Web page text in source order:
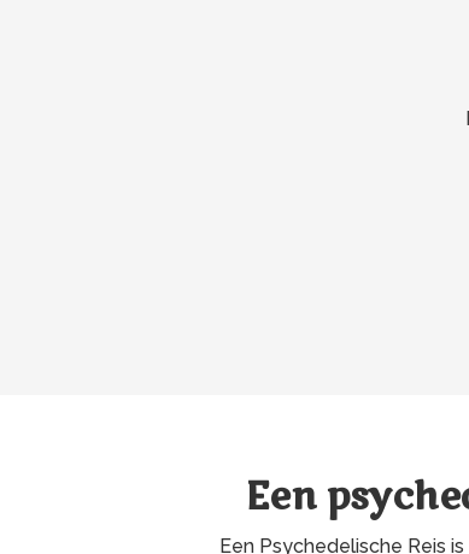
Een
Een Psychedelische Reis